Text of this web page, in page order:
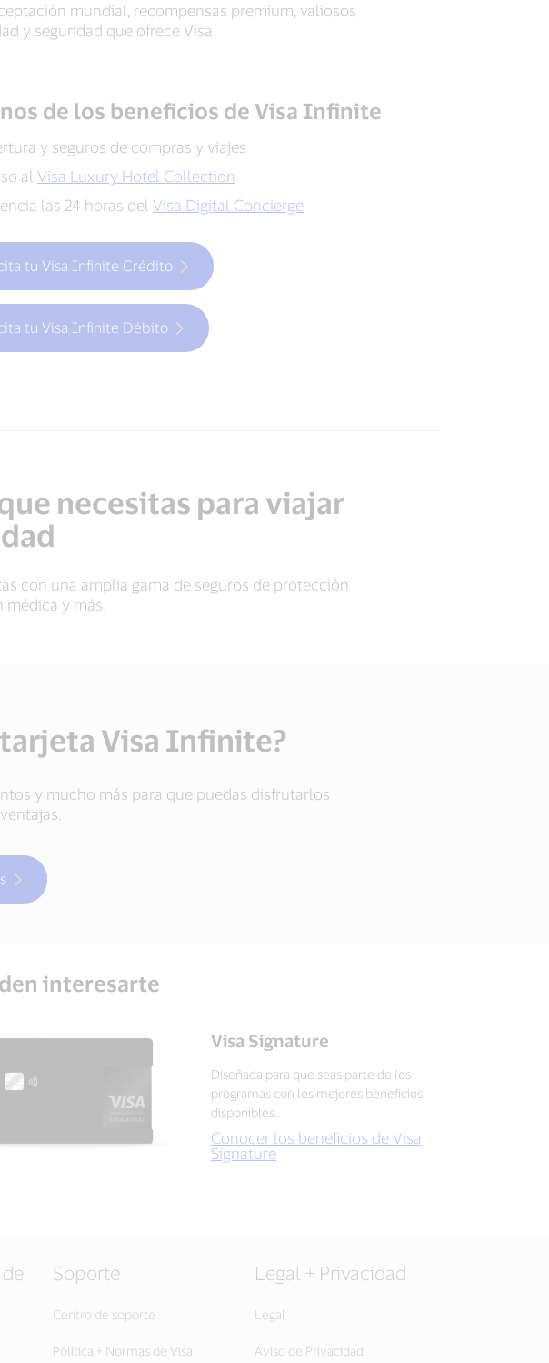
mundial, recompensas premium, valiosos
y seguridad que ofrece Visa.
de los beneficios de Visa Infinite
y seguros de compras y viajes
al Visa Luxury Hotel Collection
las 24 horas del Visa Digital Concierge
tu Visa Infinite Crédito
tu Visa Infinite Débito
necesitas para viajar
con una amplia gama de seguros de protección
y más.
Visa Infinite?
y mucho más para que puedas disfrutarlos
interesarte
Visa Signature
Diseñada para que seas parte de los
programas con los mejores beneficios
disponibles.
Conocer los beneficios de Visa
Signature
Soporte
Centro de soporte
Política + Normas de Visa
Legal + Privacidad
Legal
Aviso de Privacidad